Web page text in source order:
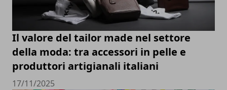
Il valore del tailor made nel settore
della moda: tra accessori in pelle e
produttori artigianali italiani
17/11/2025